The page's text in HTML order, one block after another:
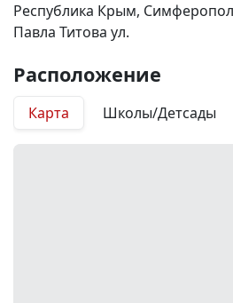
Республика Крым,
Павла Титова ул.
Расположение
Карта Школы/Детсады